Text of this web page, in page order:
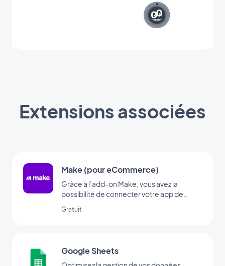
Extensions associées
Make (pour eCommerce)
Grâce à l’add-on Make, vous avez la
possibilité de connecter votre app de
services en ligne. C’est l’add-on idéal pour
pour utiliser cet add-on)
Gratuit
Google Sheets